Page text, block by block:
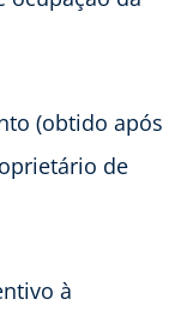
(obtido após
de
à